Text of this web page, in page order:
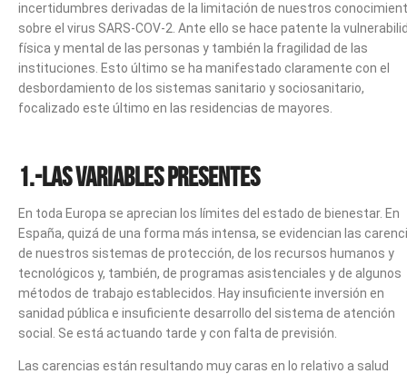
incertidumbres derivadas de la limitación de nuestros
sobre el virus SARS-COV-2. Ante ello se hace patente la
física y mental de las personas y también la fragilidad de las
instituciones. Esto último se ha manifestado claramente con el
desbordamiento de los sistemas sanitario y sociosanitario,
focalizado este último en las residencias de mayores.
1.-Las variables presentes
En toda Europa se aprecian los límites del estado de bienestar. En
España, quizá de una forma más intensa, se evidencian las
de nuestros sistemas de protección, de los recursos humanos y
tecnológicos y, también, de programas asistenciales y de algunos
métodos de trabajo establecidos. Hay insuficiente inversión en
sanidad pública e insuficiente desarrollo del sistema de atención
social. Se está actuando tarde y con falta de previsión.
Las carencias están resultando muy caras en lo relativo a salud